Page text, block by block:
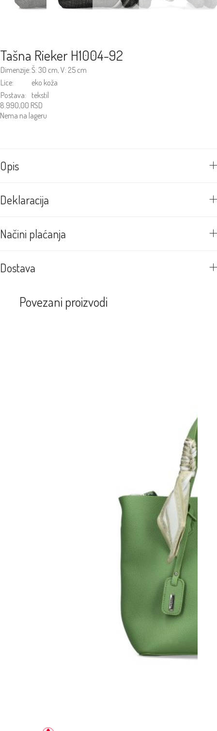
Tašna Rieker H1004-92
Dimenzije:Š: 30 cm, V: 25 cm
Lice:
eko koža
Postava:
tekstil
8.990,00 RSD
Nema na lageru
Opis
Deklaracija
Načini plaćanja
Dostava
Povezani proizvodi